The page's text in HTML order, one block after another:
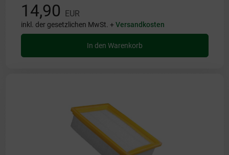
14,90 EUR
inkl. der gesetzlichen MwSt. +Versandkosten
In den Warenkorb